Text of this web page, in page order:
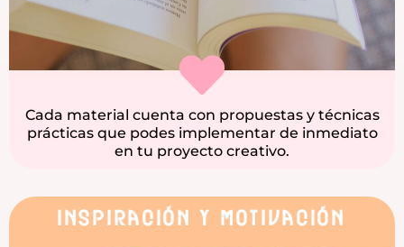
Cada material cuenta con propuestas y técnicas
prácticas que podes implementar de inmediato
en tu proyecto creativo.
Inspiración y motivación